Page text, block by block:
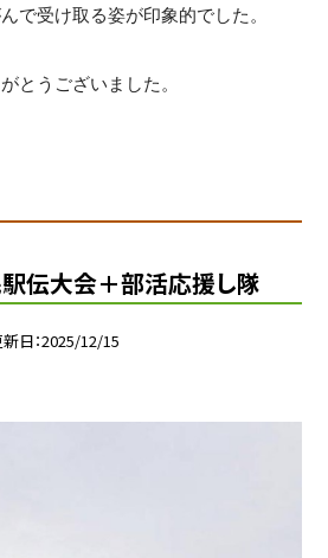
で受け取る姿が印象的でした。
とうございました。
駅伝大会＋部活応援し隊
日 2025/12/15